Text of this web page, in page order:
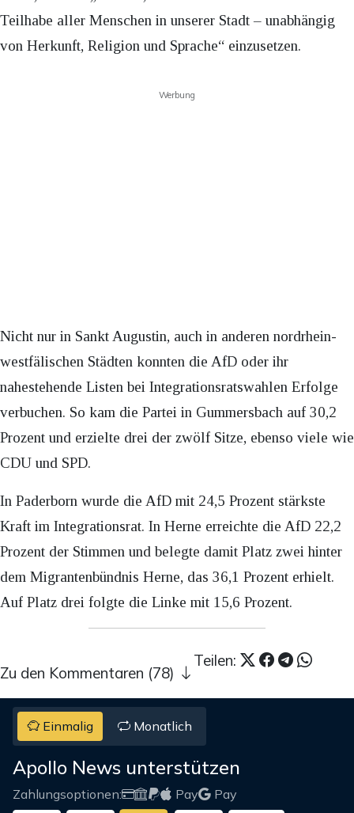
Teilhabe aller Menschen in unserer Stadt – unabhängig
von Herkunft, Religion und Sprache“ einzusetzen.
Werbung
Nicht nur in Sankt Augustin, auch in anderen nordrhein-
westfälischen Städten konnten die AfD oder ihr
nahestehende Listen bei Integrationsratswahlen Erfolge
verbuchen. So kam die Partei in Gummersbach auf 30,2
Prozent und erzielte drei der zwölf Sitze, ebenso viele wie
CDU und SPD.
In Paderborn wurde die AfD mit 24,5 Prozent stärkste
Kraft im Integrationsrat. In Herne erreichte die AfD 22,2
Prozent der Stimmen und belegte damit Platz zwei hinter
dem Migrantenbündnis Herne, das 36,1 Prozent erhielt.
Auf Platz drei folgte die Linke mit 15,6 Prozent.
Teilen:
Zu den Kommentaren (78)
Einmalig Monatlich
Apollo News unterstützen
Zahlungsoptionen: Pay
Pay